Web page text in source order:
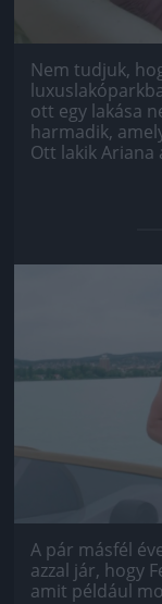
Nem tudjuk,
ott egy lakása
harmadik,
Ott lakik Ariana
A pár másfél
azzal jár, hogy
amit például